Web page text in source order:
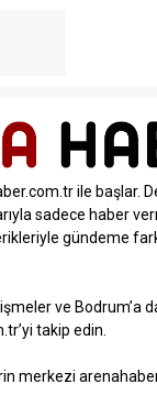
ile başlar.
sadece haber
gündeme
ve Bodrum’a
takip edin.
merkezi